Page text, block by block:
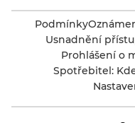
Podmínky
Usnadnění
Prohlášení o
Spotřebitel: